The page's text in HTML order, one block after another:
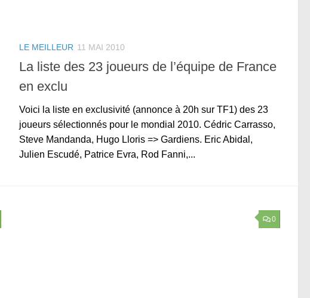
LE MEILLEUR 11 MAI 2010
La liste des 23 joueurs de l’équipe de France
en exclu
Voici la liste en exclusivité (annonce à 20h sur TF1) des 23
joueurs sélectionnés pour le mondial 2010. Cédric Carrasso,
Steve Mandanda, Hugo Lloris => Gardiens. Eric Abidal,
Julien Escudé, Patrice Evra, Rod Fanni,...
0